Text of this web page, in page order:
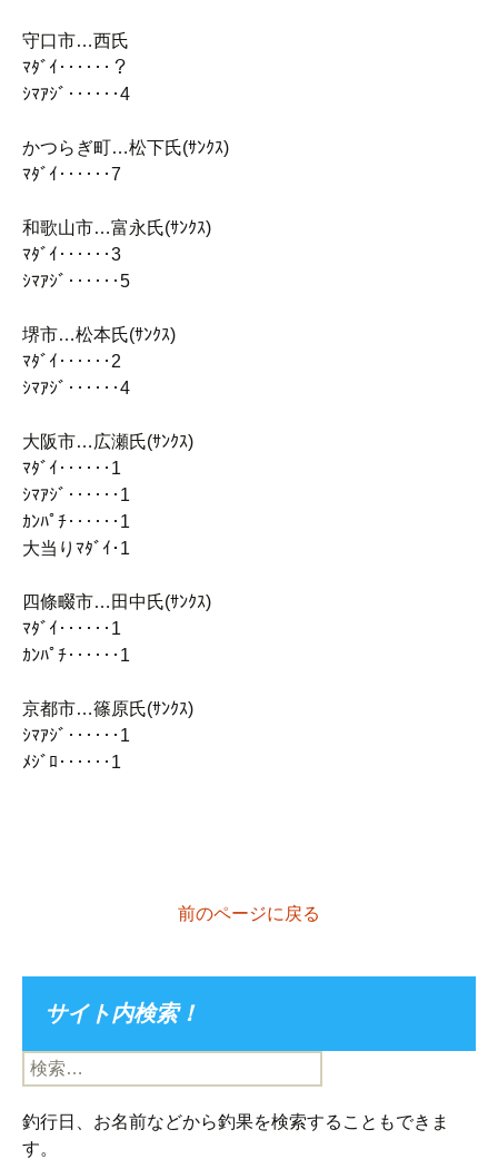
守口市…西氏
ﾏﾀﾞｲ‥‥‥？
ｼﾏｱｼﾞ‥‥‥4
かつらぎ町…松下氏(ｻﾝｸｽ)
ﾏﾀﾞｲ‥‥‥7
和歌山市…富永氏(ｻﾝｸｽ)
ﾏﾀﾞｲ‥‥‥3
ｼﾏｱｼﾞ‥‥‥5
堺市…松本氏(ｻﾝｸｽ)
ﾏﾀﾞｲ‥‥‥2
ｼﾏｱｼﾞ‥‥‥4
大阪市…広瀬氏(ｻﾝｸｽ)
ﾏﾀﾞｲ‥‥‥1
ｼﾏｱｼﾞ‥‥‥1
ｶﾝﾊﾟﾁ‥‥‥1
大当りﾏﾀﾞｲ･1
四條畷市…田中氏(ｻﾝｸｽ)
ﾏﾀﾞｲ‥‥‥1
ｶﾝﾊﾟﾁ‥‥‥1
京都市…篠原氏(ｻﾝｸｽ)
ｼﾏｱｼﾞ‥‥‥1
ﾒｼﾞﾛ‥‥‥1
前のページに戻る
サイト内検索！
検
索:
釣行日、お名前などから釣果を検索することもできま
す。